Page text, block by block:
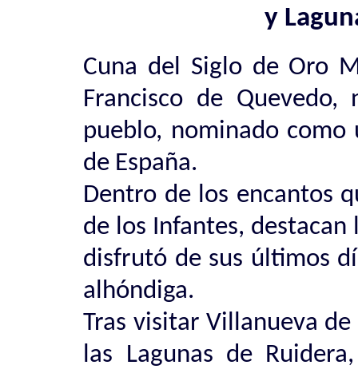
y
Cuna del Siglo de Oro
Francisco de
pueblo, nominado
de España.
Dentro de los encantos
de los Infantes, destacan
disfrutó de sus últimos
alhóndiga.
Tras visitar Villanueva
las Lagunas de